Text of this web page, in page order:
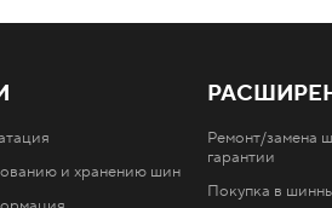
и хранению шин
Ремонт/замена
гарантии
Покупка в